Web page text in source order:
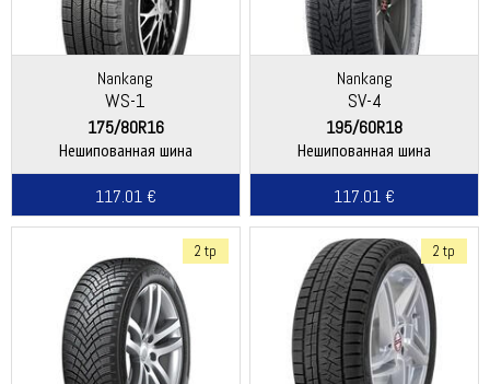
Nankang
WS-1
175/80R16
Нешипованная шина
117.01 €
Nankang
SV-4
195/60R18
Нешипованная шина
117.01 €
2 tp 2 tp